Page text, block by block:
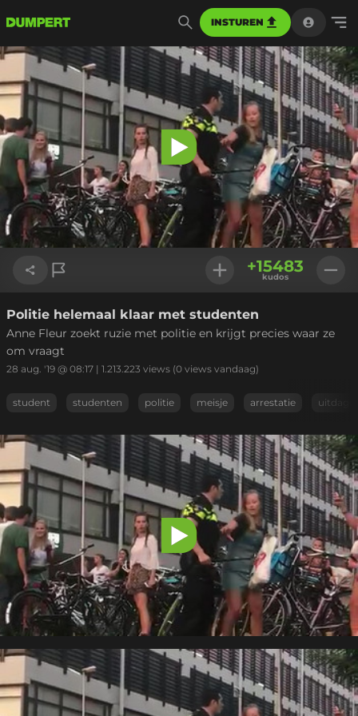
INSTUREN
Video
afspelen
Link kopiëren
+15483
kudos
Politie helemaal klaar met studenten
Anne Fleur zoekt ruzie met politie en krijgt precies waar ze
om vraagt
28 aug. '19 @ 08:17 | 1.213.223 views (0 views vandaag)
student studenten politie meisje arrestatie
Video
afspelen